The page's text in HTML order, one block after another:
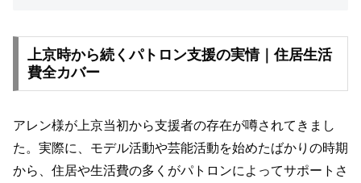
上京時から続くパトロン支援の実情｜住居生活
費全カバー
アレン様が上京当初から支援者の存在が噂されてきまし
た。実際に、モデル活動や芸能活動を始めたばかりの時期
から、住居や生活費の多くがパトロンによってサポートさ